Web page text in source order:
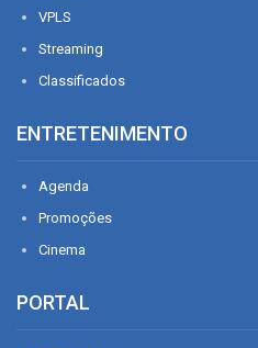
VPLS
Streaming
Classificados
ENTRETENIMENTO
Agenda
Promoções
Cinema
PORTAL